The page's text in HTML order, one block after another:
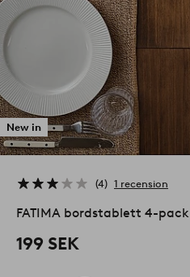
New in
4 1 recension
FATIMA bordstablett 4-pack
199 SEK